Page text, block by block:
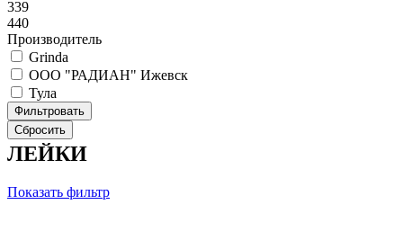
339
440
Производитель
Grinda
ООО "РАДИАН" Ижевск
Тула
ЛЕЙКИ
Показать фильтр